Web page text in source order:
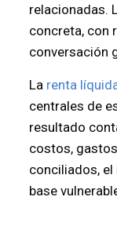
relacionadas.
concreta, con
conversación
La renta
centrales de
resultado
costos,
conciliados,
base